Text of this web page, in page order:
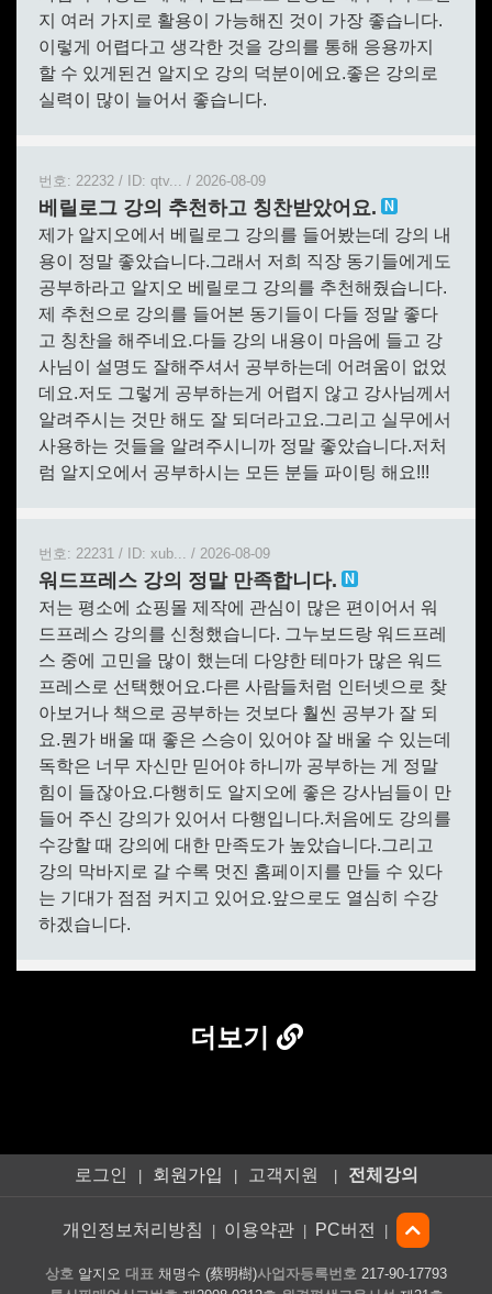
더보기
로그인 | 회원가입 | 고객지원 | 전체강의
개인정보처리방침 | 이용약관 | PC버전 |
상호 알지오 대표 채명수 (蔡明樹)사업자등록번호 217-90-17793